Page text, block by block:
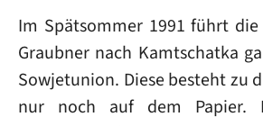
Im Spätsommer 1991 führt die
Graubner nach Kamtschatka
Sowjetunion. Diese besteht zu
nur noch auf dem Papier.